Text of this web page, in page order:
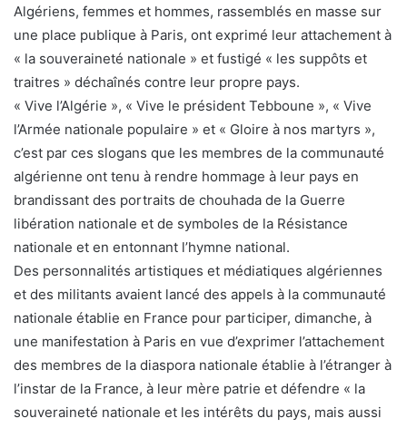
Algériens, femmes et hommes, rassemblés en masse sur
une place publique à Paris, ont exprimé leur attachement à
« la souveraineté nationale » et fustigé « les suppôts et
traitres » déchaînés contre leur propre pays.
« Vive l’Algérie », « Vive le président Tebboune », « Vive
l’Armée nationale populaire » et « Gloire à nos martyrs »,
c’est par ces slogans que les membres de la communauté
algérienne ont tenu à rendre hommage à leur pays en
brandissant des portraits de chouhada de la Guerre
libération nationale et de symboles de la Résistance
nationale et en entonnant l’hymne national.
Des personnalités artistiques et médiatiques algériennes
et des militants avaient lancé des appels à la communauté
nationale établie en France pour participer, dimanche, à
une manifestation à Paris en vue d’exprimer l’attachement
des membres de la diaspora nationale établie à l’étranger à
l’instar de la France, à leur mère patrie et défendre « la
souveraineté nationale et les intérêts du pays, mais aussi